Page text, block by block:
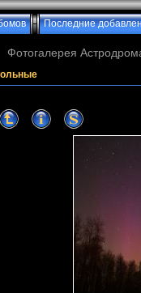
Последние
Фотогалерея